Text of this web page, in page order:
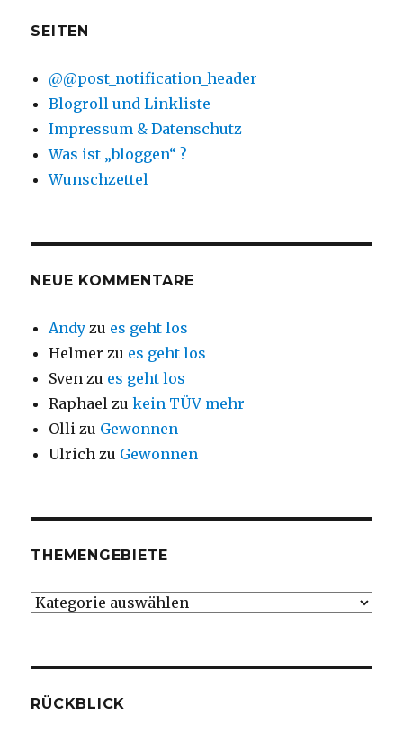
SEITEN
@@post_notification_header
Blogroll und Linkliste
Impressum & Datenschutz
Was ist „bloggen“ ?
Wunschzettel
NEUE KOMMENTARE
Andy zu es geht los
Helmer zu es geht los
Sven zu es geht los
Raphael zukein TÜV mehr
Olli zu Gewonnen
Ulrich zu Gewonnen
THEMENGEBIETE
Themengebiete
RÜCKBLICK